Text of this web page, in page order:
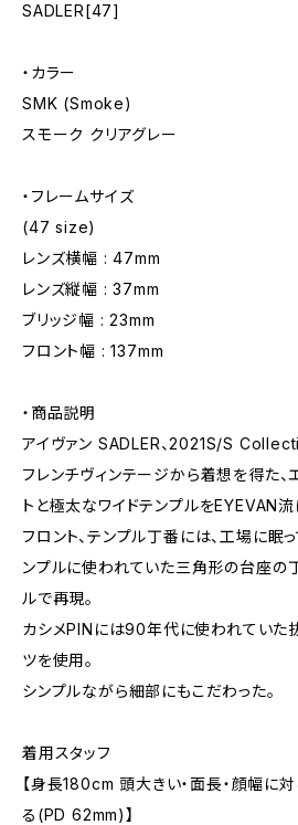
SADLER[47]
・カラー
SMK (Smoke)
スモーク クリアグレー
・フレームサイズ
(47 size)
レンズ横幅 : 47mm
レンズ縦幅 : 37mm
ブリッジ幅 : 23mm
フロント幅 : 137mm
・商品説明
アイヴァン SADLER、2021S/S
フレンチヴィンテージから着想を得た
トと極太なワイドテンプルをEYEVAN流
フロント、テンプル丁番には、工場に眠
ンプルに使われていた三角形の台座の
ルで再現。
カシメPINには90年代に使われていた
ツを使用。
シンプルながら細部にもこだわった。
着用スタッフ
【身長180cm 頭大きい・面長・顔幅に
る(PD 62mm)】